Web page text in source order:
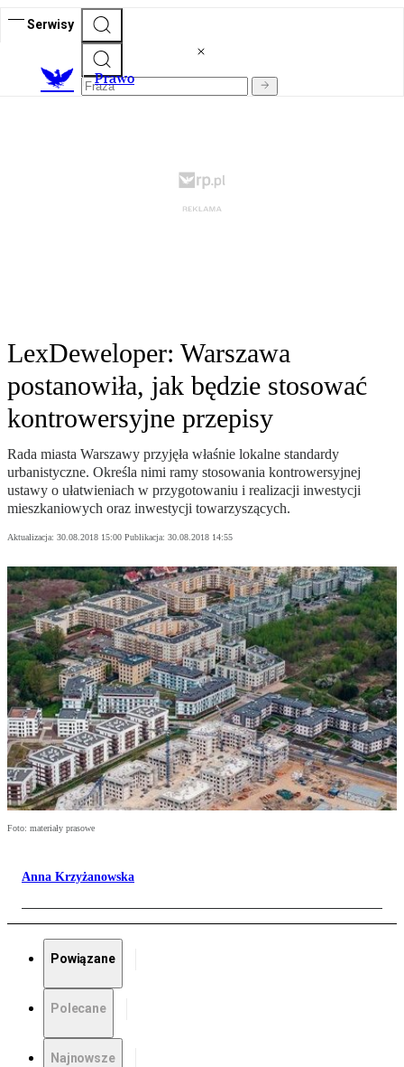
Serwisy
Prawo
LexDeweloper: Warszawa
postanowiła, jak będzie stosować
kontrowersyjne przepisy
Rada miasta Warszawy przyjęła właśnie lokalne standardy
urbanistyczne. Określa nimi ramy stosowania kontrowersyjnej
ustawy o ułatwieniach w przygotowaniu i realizacji inwestycji
mieszkaniowych oraz inwestycji towarzyszących.
Aktualizacja: 30.08.2018 15:00 Publikacja: 30.08.2018 14:55
Foto: materiały prasowe
Anna Krzyżanowska
Powiązane
Polecane
Najnowsze